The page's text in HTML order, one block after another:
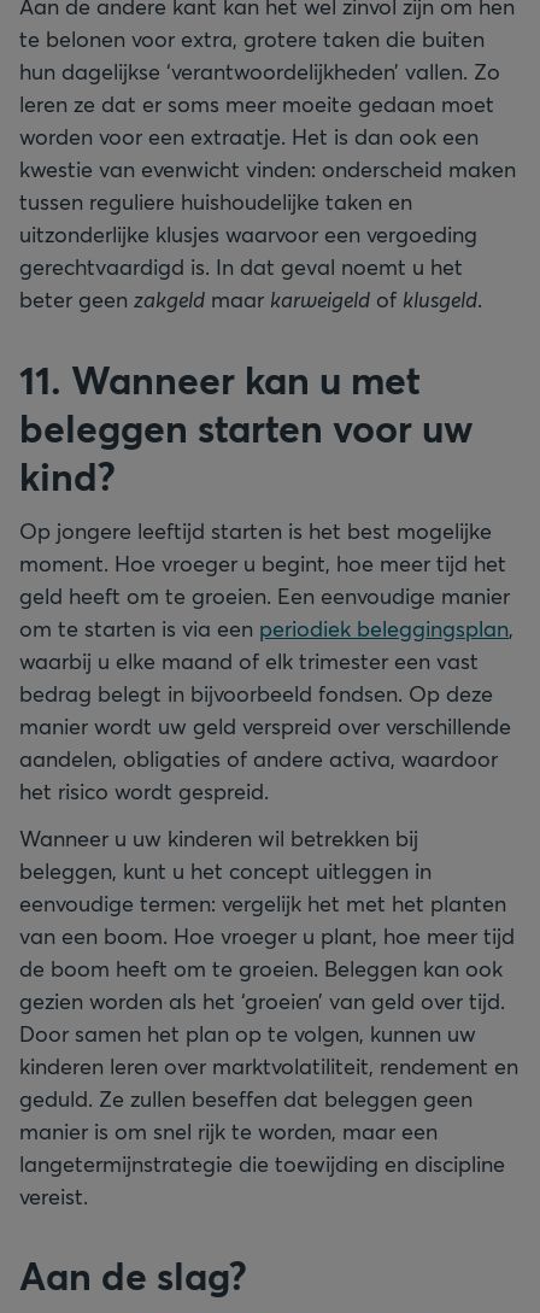
te belonen voor extra, grotere taken die buiten
hun dagelijkse ‘verantwoordelijkheden’ vallen. Zo
leren ze dat er soms meer moeite gedaan moet
worden voor een extraatje. Het is dan ook een
kwestie van evenwicht vinden: onderscheid maken
tussen reguliere huishoudelijke taken en
uitzonderlijke klusjes waarvoor een vergoeding
gerechtvaardigd is. In dat geval noemt u het
beter geen zakgeld maar karweigeld of klusgeld.
11. Wanneer kan u met
beleggen starten voor uw
kind?
Op jongere leeftijd starten is het best mogelijke
moment. Hoe vroeger u begint, hoe meer tijd het
geld heeft om te groeien. Een eenvoudige manier
om te starten is via een periodiek beleggingsplan,
waarbij u elke maand of elk trimester een vast
bedrag belegt in bijvoorbeeld fondsen. Op deze
manier wordt uw geld verspreid over verschillende
aandelen, obligaties of andere activa, waardoor
het risico wordt gespreid.
Wanneer u uw kinderen wil betrekken bij
beleggen, kunt u het concept uitleggen in
eenvoudige termen: vergelijk het met het planten
van een boom. Hoe vroeger u plant, hoe meer tijd
de boom heeft om te groeien. Beleggen kan ook
gezien worden als het ‘groeien’ van geld over tijd.
Door samen het plan op te volgen, kunnen uw
kinderen leren over marktvolatiliteit, rendement en
geduld. Ze zullen beseffen dat beleggen geen
manier is om snel rijk te worden, maar een
langetermijnstrategie die toewijding en discipline
vereist.
Aan de slag?